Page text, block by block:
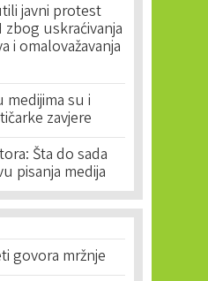
javni protest
uskraćivanja
i omalovažavanja
medijima su i
zavjere
Šta do sada
pisanja medija
govora mržnje